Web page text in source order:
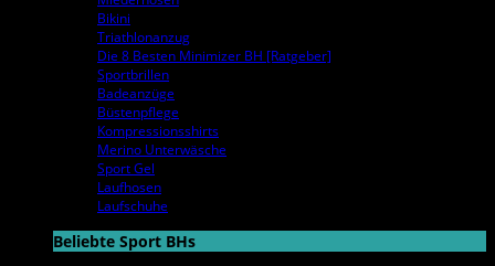
Bikini
Triathlonanzug
Die 8 Besten Minimizer BH [Ratgeber]
Sportbrillen
Badeanzüge
Büstenpflege
Kompressionsshirts
Merino Unterwäsche
Sport Gel
Laufhosen
Laufschuhe
Beliebte Sport BHs